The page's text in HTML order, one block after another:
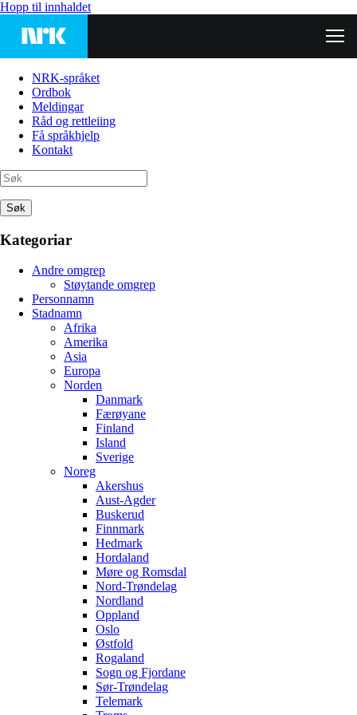
Hopp til innhaldet
NRK-språket
Ordbok
Meldingar
Råd og rettleiing
Få språkhjelp
Kontakt
Søk
Kategoriar
Andre omgrep
Støytande omgrep
Personnamn
Stadnamn
Afrika
Amerika
Asia
Europa
Norden
Danmark
Færøyane
Finland
Island
Sverige
Noreg
Akershus
Aust-Agder
Buskerud
Finnmark
Hedmark
Hordaland
Møre og Romsdal
Nord-Trøndelag
Nordland
Oppland
Oslo
Østfold
Rogaland
Sogn og Fjordane
Sør-Trøndelag
Telemark